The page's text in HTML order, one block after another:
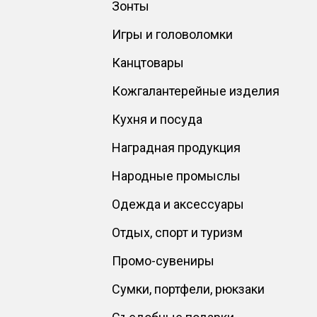
Зонты
Игры и головоломки
Канцтовары
Кожгалантерейные изделия
Кухня и посуда
Наградная продукция
Народные промыслы
Одежда и аксессуары
Отдых, спорт и туризм
Промо-сувениры
Сумки, портфели, рюкзаки